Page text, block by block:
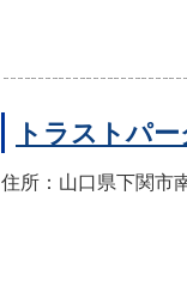
トラストパ
住所：山口県下関市